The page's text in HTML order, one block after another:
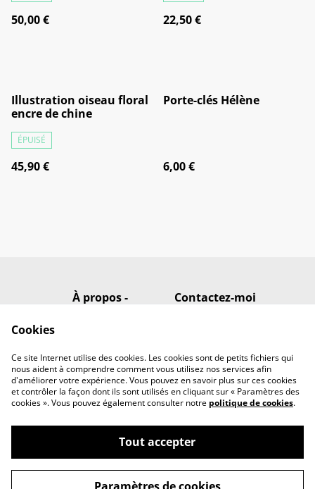
50,00 € 22,50 €
Illustration oiseau floral
encre de chine
ÉPUISÉ
45,90 €
Porte-clés Hélène
6,00 €
À propos -
Contactez-moi
confidentialité
Politique de cookies
©2026Eni Artwork
Cookies
Ce site Internet utilise des cookies. Les cookies sont de petits fichiers qui
nous aident à comprendre comment vous utilisez nos services afin
d'améliorer votre expérience. Vous pouvez en savoir plus sur ces cookies
et contrôler la façon dont ils sont utilisés en cliquant sur « Paramètres des
cookies ». Vous pouvez également consulter notre politique de cookies.
Tout accepter